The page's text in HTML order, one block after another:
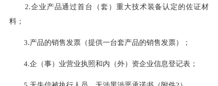
2.企业产品通过首台（套）重大技术装备认定的佐证材
料；
3.产品的销售发票（提供一台套产品的销售发票）；
4.企（事）业营业执照和内（外）资企业信息登记表；